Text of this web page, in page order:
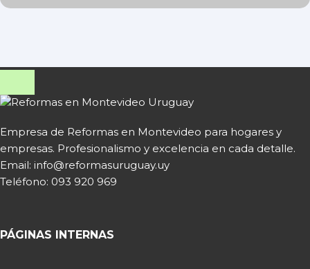
Empresa de Reformas en Montevideo para hogares y
empresas. Profesionalismo y excelencia en cada detalle.
Email: info@reformasuruguay.uy
Teléfono: 093 920 969
PÁGINAS INTERNAS